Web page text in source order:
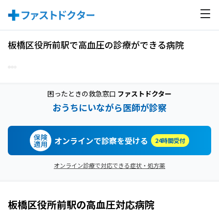
板橋区役所前駅で高血圧の診療ができる病院
困ったときの救急窓口 ファストドクター
おうちにいながら医師が診察
保険
適用 オンラインで診察を受ける 24時間受付
オンライン診療で対応できる症状・処方薬
板橋区役所前駅の高血圧対応病院